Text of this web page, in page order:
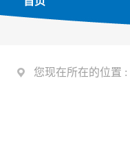
您现在所在的位置 :